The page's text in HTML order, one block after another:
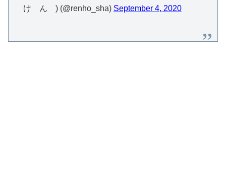
け ん ) (@renho_sha) September 4, 2020